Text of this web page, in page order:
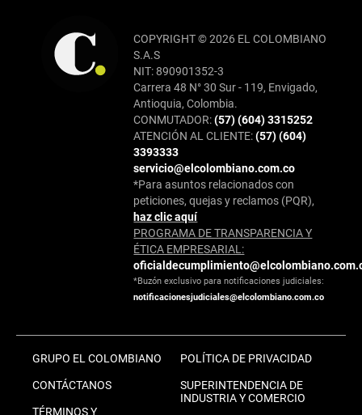
COPYRIGHT © 2026 EL COLOMBIANO
S.A.S
NIT: 890901352-3
Carrera 48 N° 30 Sur - 119, Envigado,
Antioquia, Colombia.
CONMUTADOR:(57) (604) 3315252
ATENCIÓN AL CLIENTE:(57) (604)
3393333
servicio@elcolombiano.com.co
*Para asuntos relacionados con
peticiones, quejas y reclamos (PQR),
haz clic aquí
PROGRAMA DE TRANSPARENCIA Y
ÉTICA EMPRESARIAL:
*Buzón exclusivo para notificaciones judiciales:
notificacionesjudiciales@elcolombiano.com.co
GRUPO EL COLOMBIANO
CONTÁCTANOS
TÉRMINOS Y
POLÍTICA DE PRIVACIDAD
SUPERINTENDENCIA DE
INDUSTRIA Y COMERCIO